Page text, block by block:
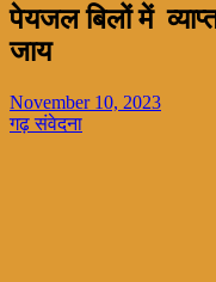
पेयजल बिलों में
जाय
November 10, 2023
गढ़ संवेदना